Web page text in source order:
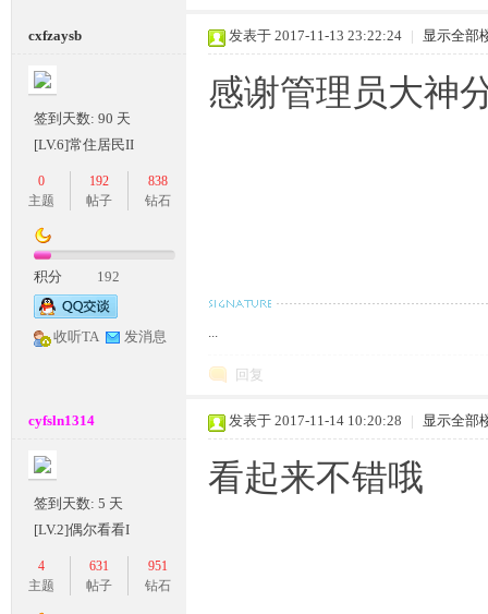
cxfzaysb
签到天数: 90 天
[LV.6]常住居民II
0
主题
192
帖子
838
钻石
积分 192
收听TA 发消息
发表于 2017-11-13 23:22:24 | 显示全部
感谢管理员大神
...
回复
cyfsln1314
签到天数: 5 天
[LV.2]偶尔看看I
4
主题
631
帖子
951
钻石
发表于 2017-11-14 10:20:28 | 显示全部
看起来不错哦